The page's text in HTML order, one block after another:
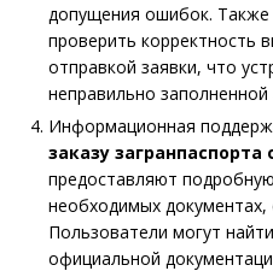
допущения ошибок.
проверить корректность
отправкой заявки, что
неправильно заполненной
Информационная
заказу загранпаспорта
предоставляют
необходимых документах,
Пользователи могут
официальной